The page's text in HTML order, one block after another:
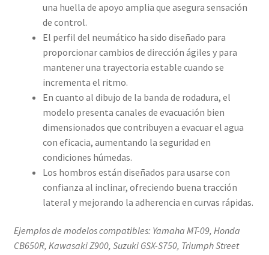
una huella de apoyo amplia que asegura sensación
de control.
El perfil del neumático ha sido diseñado para
proporcionar cambios de dirección ágiles y para
mantener una trayectoria estable cuando se
incrementa el ritmo.
En cuanto al dibujo de la banda de rodadura, el
modelo presenta canales de evacuación bien
dimensionados que contribuyen a evacuar el agua
con eficacia, aumentando la seguridad en
condiciones húmedas.
Los hombros están diseñados para usarse con
confianza al inclinar, ofreciendo buena tracción
lateral y mejorando la adherencia en curvas rápidas.
Ejemplos de modelos compatibles: Yamaha MT-09, Honda
CB650R, Kawasaki Z900, Suzuki GSX-S750, Triumph Street